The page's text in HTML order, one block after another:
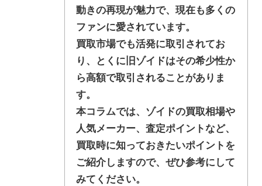
動きの再現が魅力で、現在も多くの
ファンに愛されています。
買取市場でも活発に取引されてお
り、とくに旧ゾイドはその希少性か
ら高額で取引されることがありま
す。
本コラムでは、ゾイドの買取相場や
人気メーカー、査定ポイントなど、
買取時に知っておきたいポイントを
ご紹介しますので、ぜひ参考にして
みてください。